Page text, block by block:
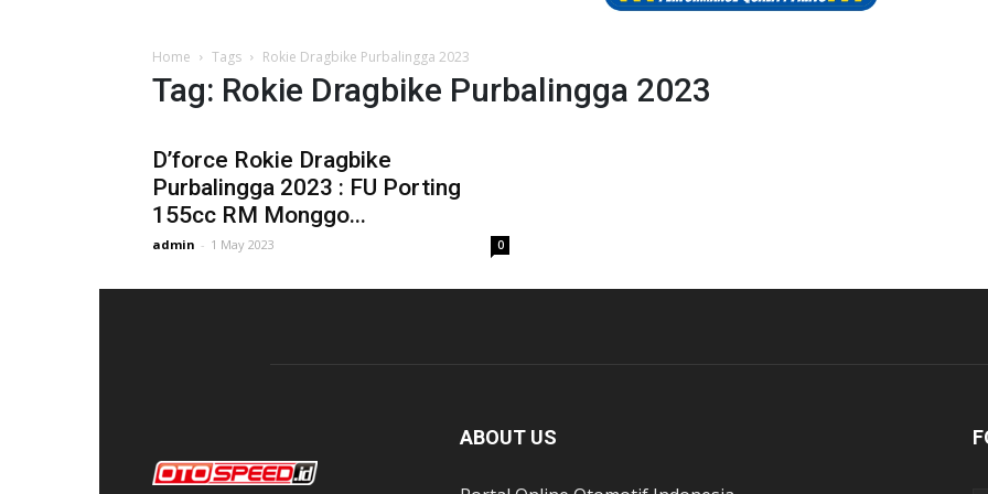
Home Tags Rokie Dragbike Purbalingga 2023
Tag: Rokie Dragbike Purbalingga 2023
D’force Rokie Dragbike
Purbalingga 2023 : FU Porting
155cc RM Monggo...
admin - 1 May 2023 0
ABOUT US